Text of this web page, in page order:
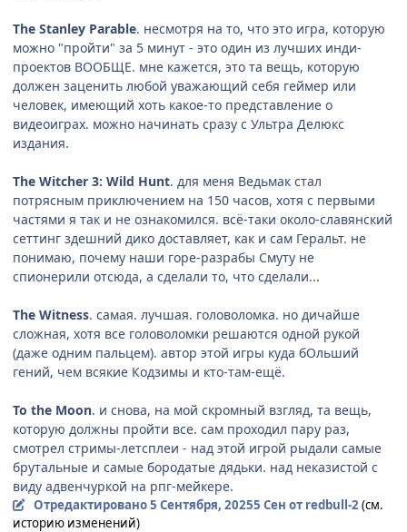
The Stanley Parable. несмотря на то, что это игра, которую
можно "пройти" за 5 минут - это один из лучших инди-
проектов ВООБЩЕ. мне кажется, это та вещь, которую
должен заценить любой уважающий себя геймер или
человек, имеющий хоть какое-то представление о
видеоиграх. можно начинать сразу с Ультра Делюкс
издания.
The Witcher 3: Wild Hunt. для меня Ведьмак стал
потрясным приключением на 150 часов, хотя с первыми
частями я так и не ознакомился. всё-таки около-славянский
сеттинг здешний дико доставляет, как и сам Геральт. не
понимаю, почему наши горе-разрабы Смуту не
спионерили отсюда, а сделали то, что сделали...
The Witness. самая. лучшая. головоломка. но дичайше
сложная, хотя все головоломки решаются одной рукой
(даже одним пальцем). автор этой игры куда бОльший
гений, чем всякие Кодзимы и кто-там-ещё.
To the Moon. и снова, на мой скромный взгляд, та вещь,
которую должны пройти все. сам проходил пару раз,
смотрел стримы-летсплеи - над этой игрой рыдали самые
брутальные и самые бородатые дядьки. над неказистой с
виду адвенчуркой на рпг-мейкере.
Отредактировано5 Сентября, 20255 Сен от redbull-2(см.
историю изменений)